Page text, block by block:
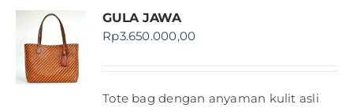
GULA JAWA
Rp3.650.000,00
Tote bag dengan anyaman kulit asli